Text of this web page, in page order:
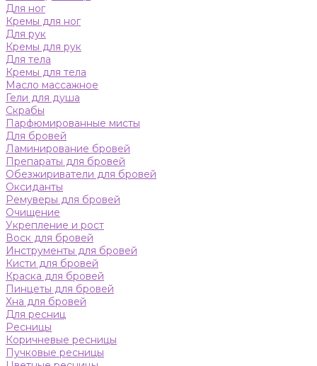
Для ног
Кремы для ног
Для рук
Кремы для рук
Для тела
Кремы для тела
Масло массажное
Гели для душа
Скрабы
Парфюмированные мисты
Для бровей
Ламинирование бровей
Препараты для бровей
Обезжириватели для бровей
Оксиданты
Ремуверы для бровей
Очищение
Укрепление и рост
Воск для бровей
Инструменты для бровей
Кисти для бровей
Краска для бровей
Пинцеты для бровей
Хна для бровей
Для ресниц
Ресницы
Коричневые ресницы
Пучковые ресницы